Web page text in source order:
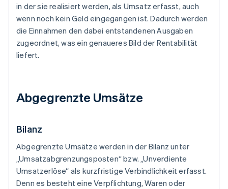
in der sie realisiert werden, als Umsatz erfasst, auch
wenn noch kein Geld eingegangen ist. Dadurch werden
die Einnahmen den dabei entstandenen Ausgaben
zugeordnet, was ein genaueres Bild der Rentabilität
liefert.
Abgegrenzte Umsätze
Bilanz
Abgegrenzte Umsätze werden in der Bilanz unter
„Umsatzabgrenzungsposten“ bzw. „Unverdiente
Umsatzerlöse“ als kurzfristige Verbindlichkeit erfasst.
Denn es besteht eine Verpflichtung, Waren oder